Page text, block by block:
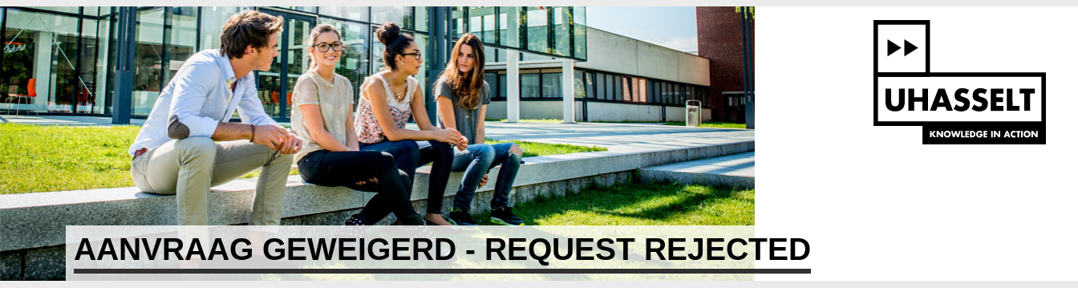
AANVRAAG GEWEIGERD - REQUEST REJECTED